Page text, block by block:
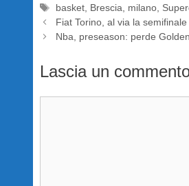
Tag
basket, Brescia, milano,
Fiat Torino, al via la
Nba, preseason: perde
Lascia un